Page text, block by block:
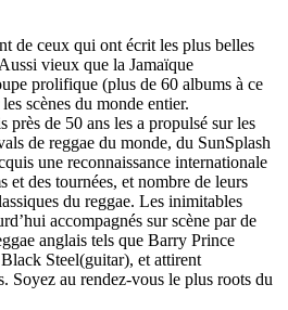
de ceux qui ont écrit les plus belles
vieux que la Jamaïque
prolifique (plus de 60 albums à ce
scènes du monde entier.
près de 50 ans les a propulsé sur les
de reggae du monde, du SunSplash
une reconnaissance internationale
et des tournées, et nombre de leurs
du reggae. Les inimitables
accompagnés sur scène par de
anglais tels que Barry Prince
Steel(guitar), et attirent
Soyez au rendez-vous le plus roots du